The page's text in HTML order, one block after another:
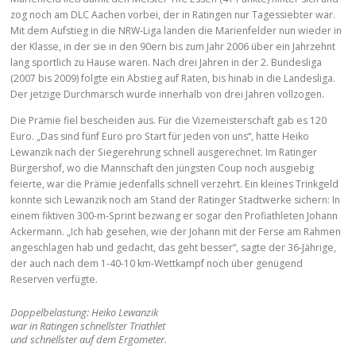
zog noch am DLC Aachen vorbei, der in Ratingen nur Tagessiebter war.
Mit dem Aufstieg in die NRW-Liga landen die Marienfelder nun wieder in
der Klasse, in der sie in den 90ern bis zum Jahr 2006 über ein Jahrzehnt
lang sportlich zu Hause waren. Nach drei Jahren in der 2. Bundesliga
(2007 bis 2009) folgte ein Abstieg auf Raten, bis hinab in die Landesliga.
Der jetzige Durchmarsch wurde innerhalb von drei Jahren vollzogen.
Die Prämie fiel bescheiden aus. Für die Vizemeisterschaft gab es 120
Euro. „Das sind fünf Euro pro Start für jeden von uns“, hatte Heiko
Lewanzik nach der Siegerehrung schnell ausgerechnet. Im Ratinger
Bürgershof, wo die Mannschaft den jüngsten Coup noch ausgiebig
feierte, war die Prämie jedenfalls schnell verzehrt. Ein kleines Trinkgeld
konnte sich Lewanzik noch am Stand der Ratinger Stadtwerke sichern: In
einem fiktiven 300-m-Sprint bezwang er sogar den Profiathleten Johann
Ackermann. „Ich hab gesehen, wie der Johann mit der Ferse am Rahmen
angeschlagen hab und gedacht, das geht besser“, sagte der 36-Jährige,
der auch nach dem 1-40-10 km-Wettkampf noch über genügend
Reserven verfügte.
Doppelbelastung: Heiko Lewanzik
war in Ratingen schnellster Triathlet
und schnellster auf dem Ergometer.